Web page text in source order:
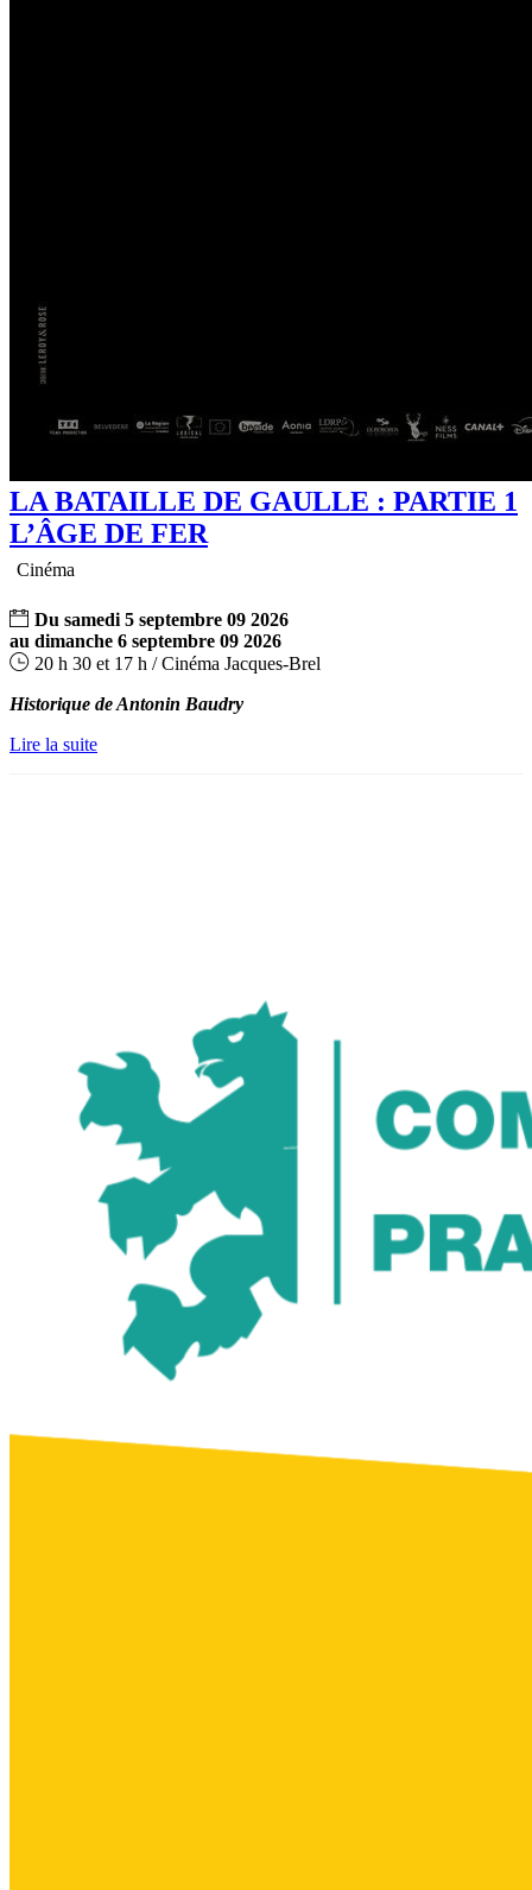
LA BATAILLE DE GAULLE : PARTIE 1
L’ÂGE DE FER
Cinéma
Du samedi 5 septembre 09 2026
au dimanche 6 septembre 09 2026
20 h 30 et 17 h / Cinéma Jacques-Brel
Historique de Antonin Baudry
Lire la suite